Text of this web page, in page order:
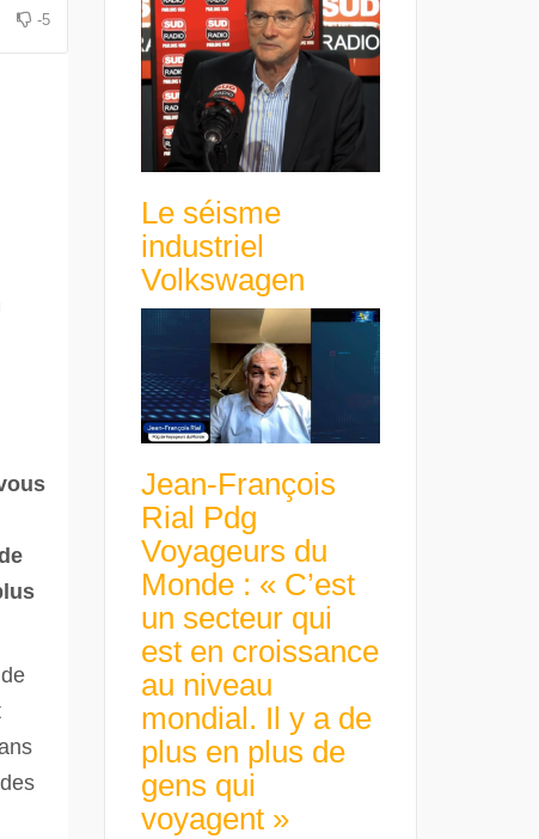
avance avec un frein à main !
-5
Le séisme
industriel
Volkswagen
Jean-François
Rial Pdg
Voyageurs du
Monde : « C’est
un secteur qui
est en croissance
au niveau
mondial. Il y a de
plus en plus de
gens qui
voyagent »